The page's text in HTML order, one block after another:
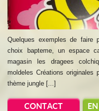
Quelques exemples de faire
choix bapteme, un espace
magasin les dragees
moldeles Créations originales
thème jungle [...]
CONTACT